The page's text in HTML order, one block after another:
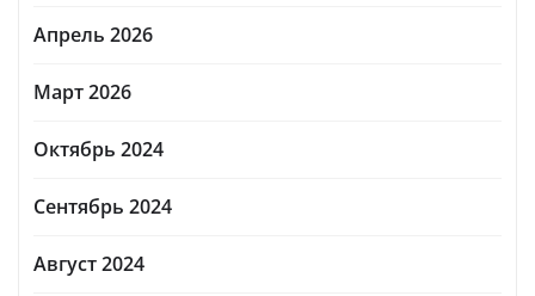
Апрель 2026
Март 2026
Октябрь 2024
Сентябрь 2024
Август 2024